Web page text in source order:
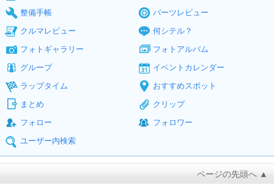
整備手帳
パーツレビュー
クルマレビュー
何シテル？
フォトギャラリー
フォトアルバム
グループ
イベントカレンダー
ラップタイム
おすすめスポット
まとめ
クリップ
フォロー
フォロワー
ユーザー内検索
ページの先頭へ ▲